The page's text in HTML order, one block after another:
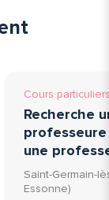
Cours
Recherche
professeure
une
Saint-Germain-
Essonne)